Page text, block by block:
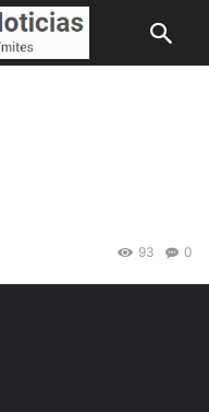
0
93